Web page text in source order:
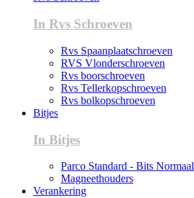
In Rvs Schroeven
Rvs Spaanplaatschroeven
RVS Vlonderschroeven
Rvs boorschroeven
Rvs Tellerkopschroeven
Rvs bolkopschroeven
Bitjes
In Bitjes
Parco Standard - Bits Normaal
Magneethouders
Verankering